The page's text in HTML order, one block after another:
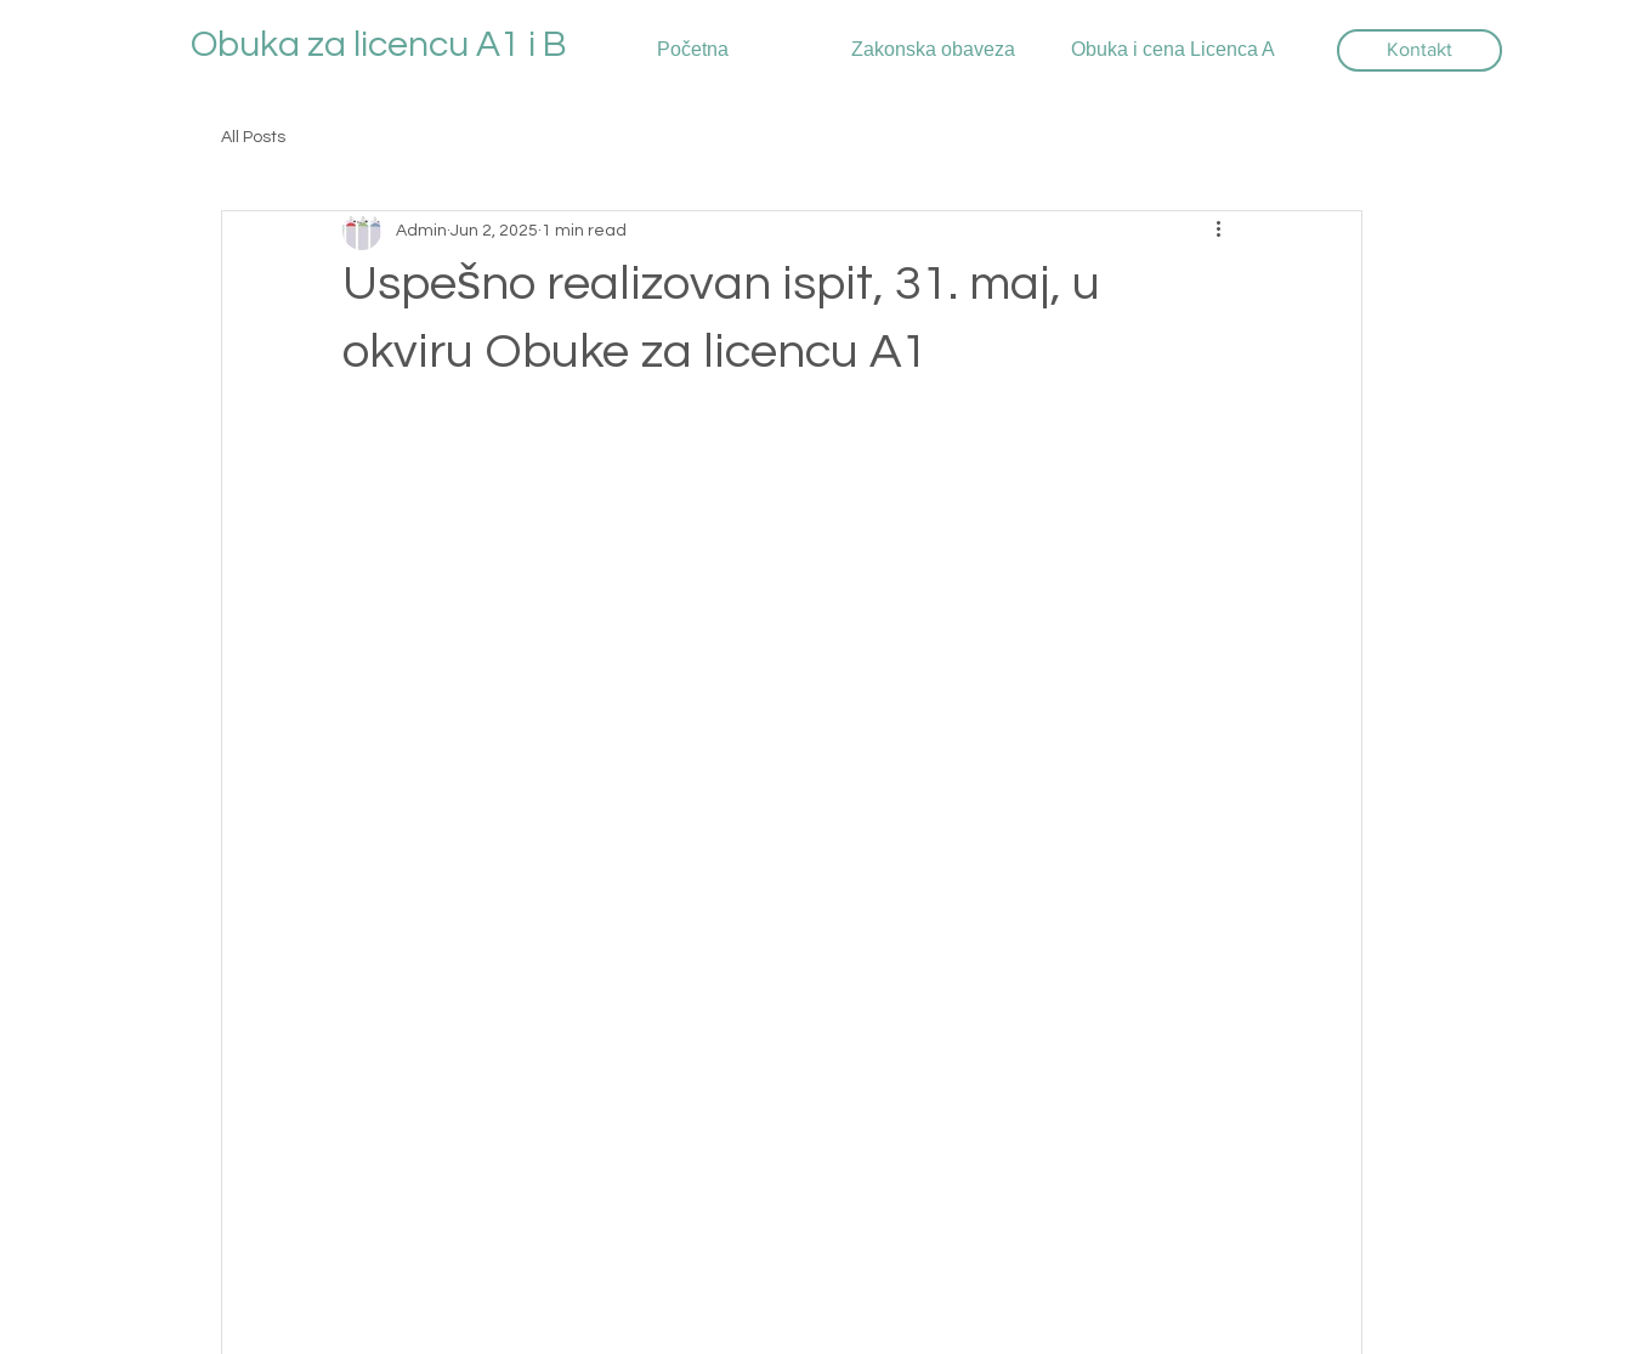
Obuka za licencu A1 i B Početna Zakonska obaveza Obuka i cena Licenca A Kontakt
All Posts
Uspešno realizovan ispit, 31. maj, u
okviru Obuke za licencu A1
Admin Jun 2, 2025 1 min read